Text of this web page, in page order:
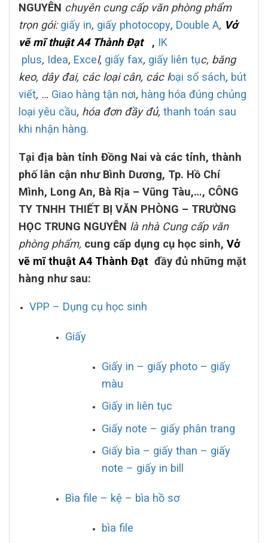
NGUYÊN chuyên cung cấp văn phòng phẩm
trọn gói:giấy in, giấy photocopy, Double A, Vở
vẽ mĩ thuật A4 Thành Đạt
, IK
plus, Idea, Excel, giấy fax, giấy liên tục, băng
keo, dây đai, các loại cân, các loại sổ sách, bút
viết, … Giao hàng tận nơi, hàng hóa đúng chủng
loại yêu cầu, hóa đơn đầy đủ, thanh toán sau
khi nhận hàng.
Tại địa bàn tỉnh Đồng Nai và các tỉnh, thành
phố lân cận như Bình Dương, Tp. Hồ Chí
Mình, Long An, Bà Rịa – Vũng Tàu,…, CÔNG
TY TNHH THIẾT BỊ VĂN PHÒNG – TRƯỜNG
HỌC TRUNG NGUYÊN là nhà Cung cấp văn
phòng phẩm, cung cấp dụng cụ học sinh, Vở
vẽ mĩ thuật A4 Thành Đạt đầy đủ những mặt
hàng như sau:
VPP – Dụng cụ học sinh
Giấy
Giấy in – giấy photo – giấy
màu
Giấy in liên tục
Giấy note – giấy phân trang
Giấy bìa – giấy than – giấy
note – giấy in bill
Bìa file – kệ – bìa hồ sơ
bìa file